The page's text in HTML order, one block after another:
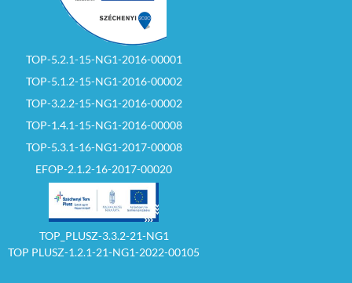
TOP-5.2.1-15-NG1-2016-00001
TOP-5.1.2-15-NG1-2016-00002
TOP-3.2.2-15-NG1-2016-00002
TOP-1.4.1-15-NG1-2016-00008
TOP-5.3.1-16-NG1-2017-00008
EFOP-2.1.2-16-2017-00020
TOP_PLUSZ-3.3.2-21-NG1
TOP PLUSZ-1.2.1-21-NG1-2022-00105